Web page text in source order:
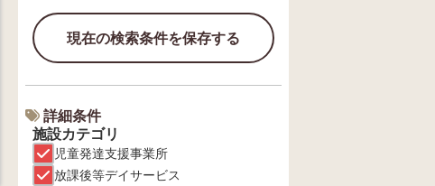
現在の検索条件を保存する
詳細条件
施設カテゴリ
児童発達支援事業所
放課後等デイサービス